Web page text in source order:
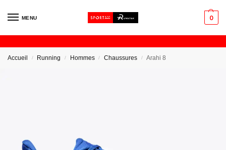
MENU 0
Accueil / Running / Hommes / Chaussures / Arahi 8